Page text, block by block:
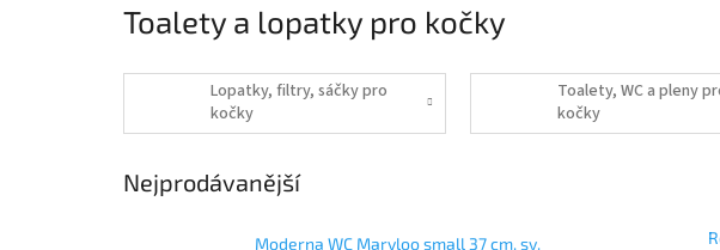
Toalety a lopatky pro kočky
Lopatky, filtry, sáčky pro
kočky
Toalety, WC a pleny
kočky
Nejprodávanější
Moderna WC Maryloo small 37 cm, sv.